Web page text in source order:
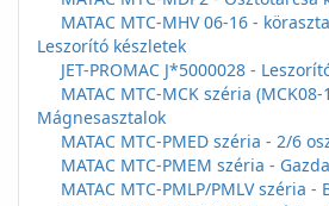
MATAC MTC-MHV 06-16 -
Leszorító készletek
JET-PROMAC J*5000028 -
MATAC MTC-MCK széria (MCK08-
Mágnesasztalok
MATAC MTC-PMED széria - 2/6
MATAC MTC-PMEM széria -
MATAC MTC-PMLP/PMLV széria -